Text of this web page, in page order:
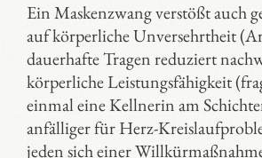
Ein Maskenzwang verstößt auch
auf körperliche Unversehrtheit
dauerhafte Tragen reduziert
körperliche Leistungsfähigkeit
einmal eine Kellnerin am
anfälliger für Herz-
jeden sich einer